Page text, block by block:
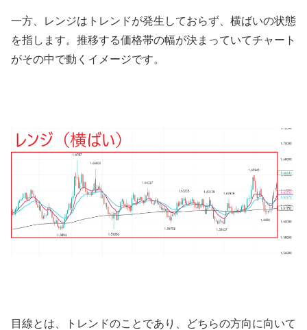
一方、レンジはトレンドが発生しておらず、横ばいの状態
を指します。推移する価格帯の幅が決まっていてチャート
がその中で動くイメージです。
目線とは、トレンドのことであり、どちらの方向に向いて